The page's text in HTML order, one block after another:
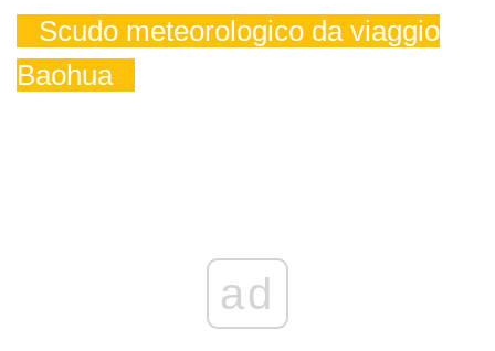
Scudo meteorologico da viaggio
Baohua
ad